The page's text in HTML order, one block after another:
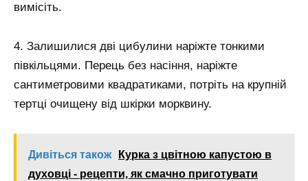
вимісіть.
4. Залишилися дві цибулини наріжте тонкими
півкільцями. Перець без насіння, наріжте
сантиметровими квадратиками, потріть на крупній
тертці очищену від шкірки морквину.
Дивіться також
Курка з цвітною капустою в
духовці - рецепти, як смачно приготувати